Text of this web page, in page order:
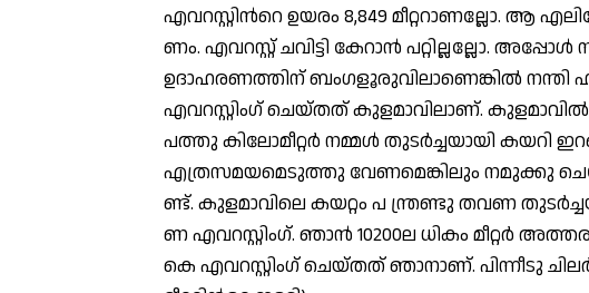
എവറസ്റ്റിന്‍റെ ഉയരം 8,849 മീറ്ററാണല്ലോ. ആ
ണം. എവറസ്റ്റ് ചവിട്ടി കേറാന്‍ പറ്റില്ലല്ലോ.
ഉദാഹരണത്തിന് ബംഗളൂരുവിലാണെങ്കില്‍ നന്തി
എവറസ്റ്റിംഗ് ചെയ്തത് കുളമാവിലാണ്. കുളമാവില്‍
പത്തു കിലോമീറ്റര്‍ നമ്മള്‍ തുടര്‍ച്ചയായി കയറി
എത്രസമയമെടുത്തു വേണമെങ്കിലും നമുക്കു
ണ്ട്. കുളമാവിലെ കയറ്റം പ ന്ത്രണ്ടു തവണ
ണ എവറസ്റ്റിംഗ്. ഞാന്‍ 10200ല ധികം മീറ്റര്‍
കെ എവറസ്റ്റിംഗ് ചെയ്തത് ഞാനാണ്. പിന്നീടു